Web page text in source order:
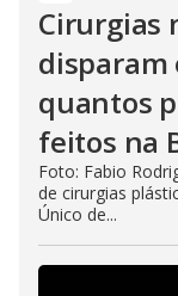
Cirurgias
disparam
quantos
feitos na
Foto: Fabio
de cirurgias
Único de...